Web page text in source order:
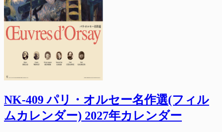
NK-409 パリ・オルセー名作選(フィル
ムカレンダー) 2027年カレンダー